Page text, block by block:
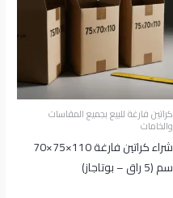
كراتين فارغة للبيع بجميع المقاسات
والخامات
شراء كراتين فارغة 110×75×70
سم (5 راق – بوتاجاز)